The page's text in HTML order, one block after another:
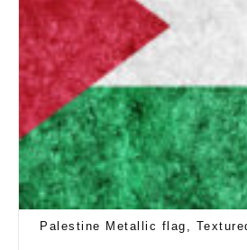
Palestine Metallic flag,